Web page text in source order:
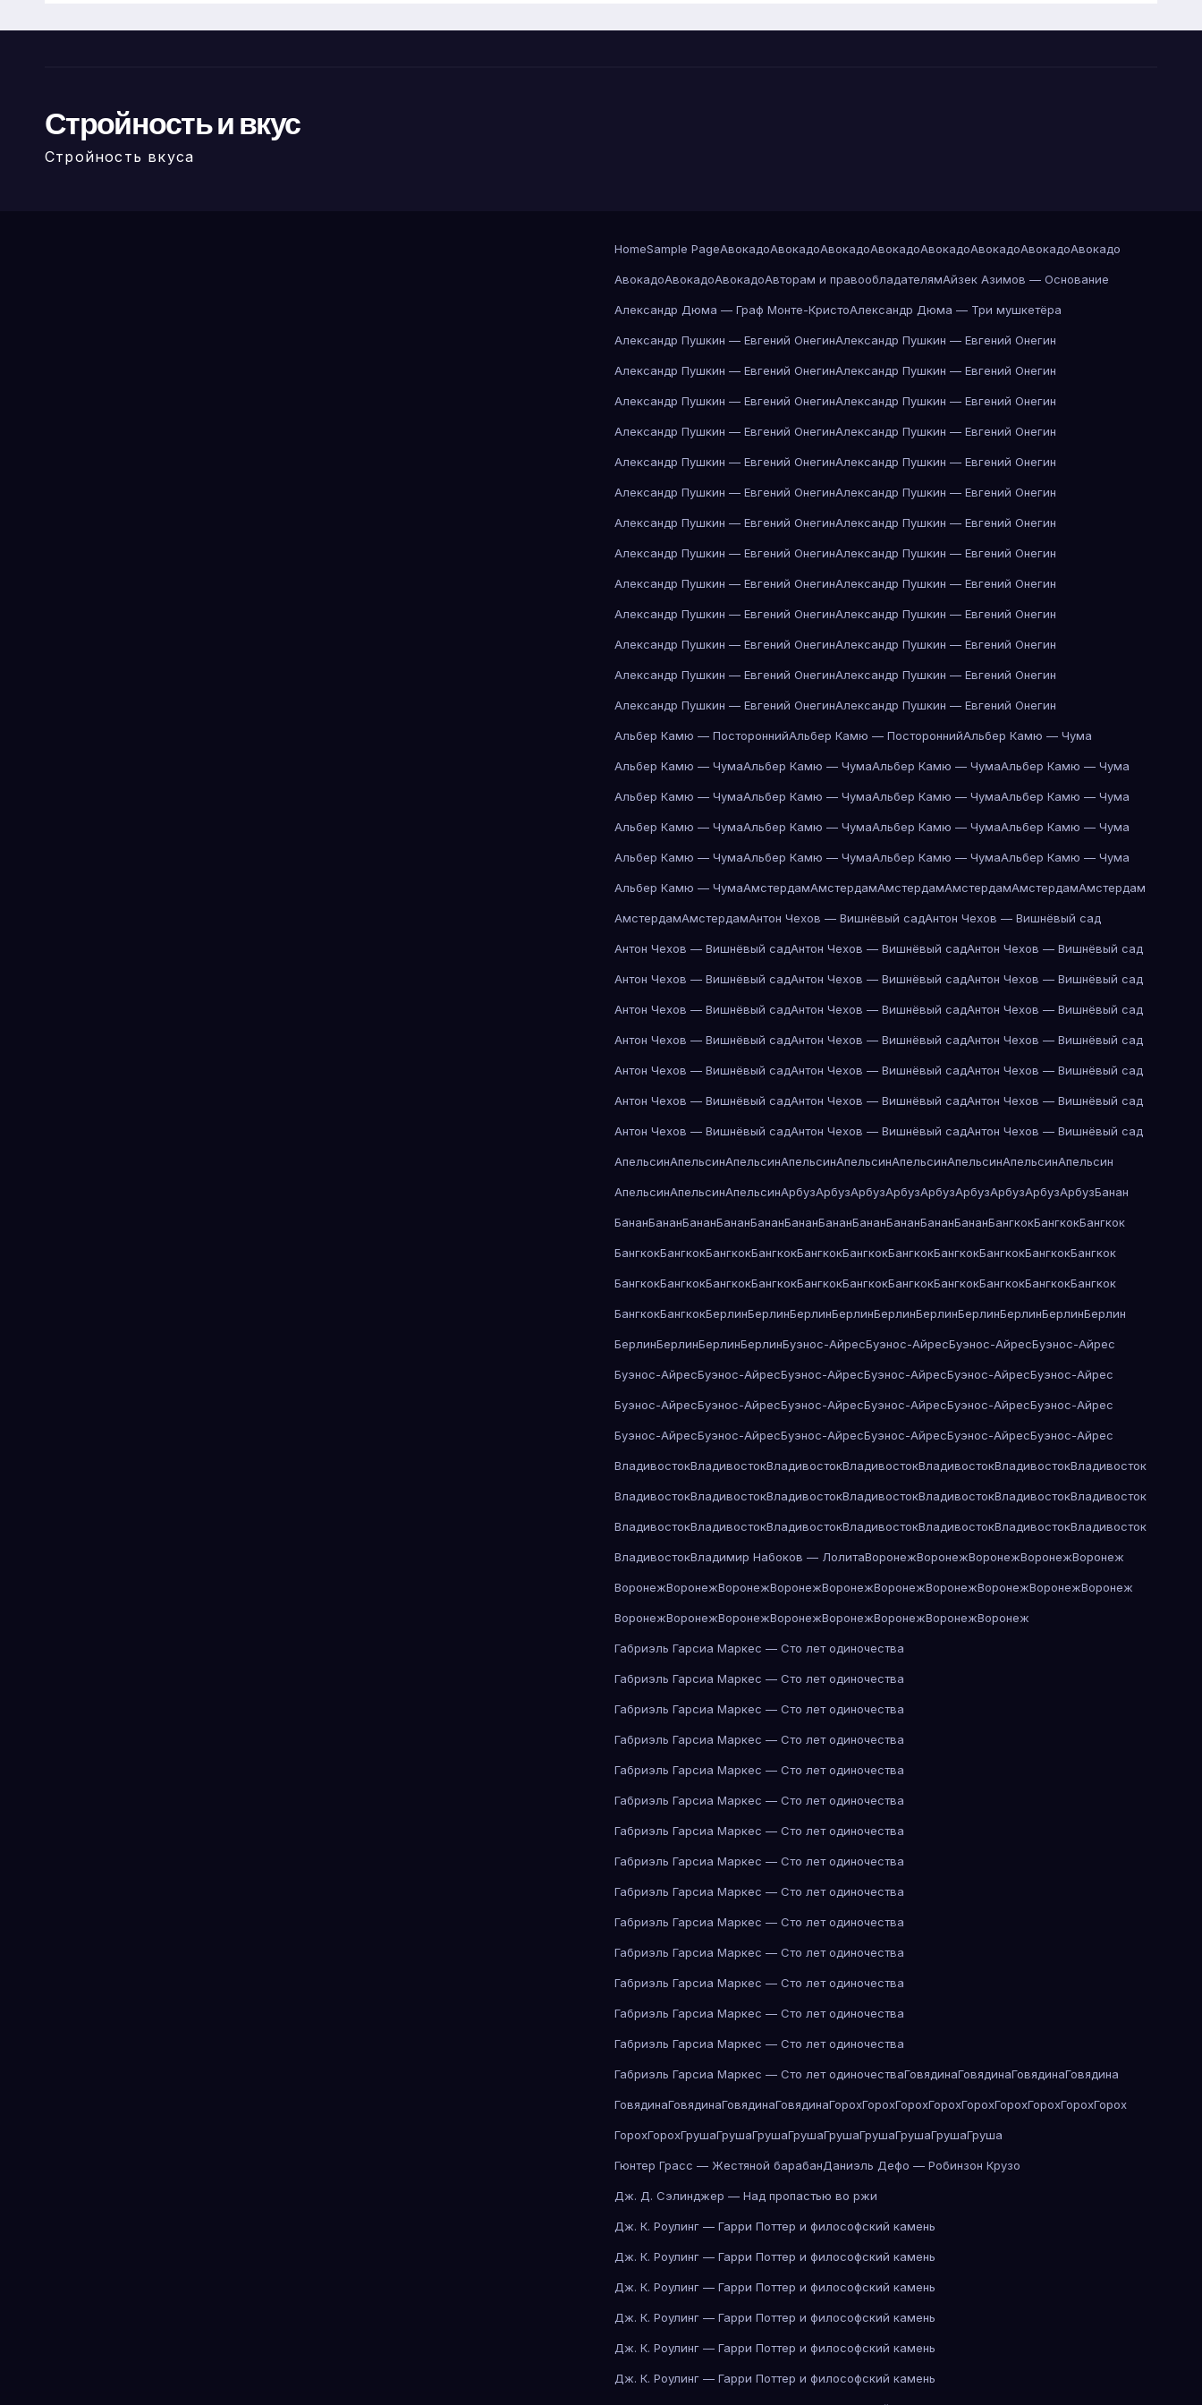
Стройность и вкус
Стройность вкуса
HomeSample PageАвокадоАвокадоАвокадоАвокадоАвокадоАвокадоАвокадоАвокадо
АвокадоАвокадоАвокадоАвторам и правообладателямАйзек Азимов — Основание
Александр Дюма — Граф Монте-КристоАлександр Дюма — Три мушкетёра
Александр Пушкин — Евгений ОнегинАлександр Пушкин — Евгений Онегин
Александр Пушкин — Евгений ОнегинАлександр Пушкин — Евгений Онегин
Александр Пушкин — Евгений ОнегинАлександр Пушкин — Евгений Онегин
Александр Пушкин — Евгений ОнегинАлександр Пушкин — Евгений Онегин
Александр Пушкин — Евгений ОнегинАлександр Пушкин — Евгений Онегин
Александр Пушкин — Евгений ОнегинАлександр Пушкин — Евгений Онегин
Александр Пушкин — Евгений ОнегинАлександр Пушкин — Евгений Онегин
Александр Пушкин — Евгений ОнегинАлександр Пушкин — Евгений Онегин
Александр Пушкин — Евгений ОнегинАлександр Пушкин — Евгений Онегин
Александр Пушкин — Евгений ОнегинАлександр Пушкин — Евгений Онегин
Александр Пушкин — Евгений ОнегинАлександр Пушкин — Евгений Онегин
Александр Пушкин — Евгений ОнегинАлександр Пушкин — Евгений Онегин
Александр Пушкин — Евгений ОнегинАлександр Пушкин — Евгений Онегин
Альбер Камю — ПостороннийАльбер Камю — ПостороннийАльбер Камю — Чума
Альбер Камю — ЧумаАльбер Камю — ЧумаАльбер Камю — ЧумаАльбер Камю — Чума
Альбер Камю — ЧумаАльбер Камю — ЧумаАльбер Камю — ЧумаАльбер Камю — Чума
Альбер Камю — ЧумаАльбер Камю — ЧумаАльбер Камю — ЧумаАльбер Камю — Чума
Альбер Камю — ЧумаАльбер Камю — ЧумаАльбер Камю — ЧумаАльбер Камю — Чума
Альбер Камю — ЧумаАмстердамАмстердамАмстердамАмстердамАмстердамАмстердам
АмстердамАмстердамАнтон Чехов — Вишнёвый садАнтон Чехов — Вишнёвый сад
Антон Чехов — Вишнёвый садАнтон Чехов — Вишнёвый садАнтон Чехов — Вишнёвый сад
Антон Чехов — Вишнёвый садАнтон Чехов — Вишнёвый садАнтон Чехов — Вишнёвый сад
Антон Чехов — Вишнёвый садАнтон Чехов — Вишнёвый садАнтон Чехов — Вишнёвый сад
Антон Чехов — Вишнёвый садАнтон Чехов — Вишнёвый садАнтон Чехов — Вишнёвый сад
Антон Чехов — Вишнёвый садАнтон Чехов — Вишнёвый садАнтон Чехов — Вишнёвый сад
Антон Чехов — Вишнёвый садАнтон Чехов — Вишнёвый садАнтон Чехов — Вишнёвый сад
Антон Чехов — Вишнёвый садАнтон Чехов — Вишнёвый садАнтон Чехов — Вишнёвый сад
АпельсинАпельсинАпельсинАпельсинАпельсинАпельсинАпельсинАпельсинАпельсин
АпельсинАпельсинАпельсинАрбузАрбузАрбузАрбузАрбузАрбузАрбузАрбузАрбузБанан
БананБананБананБананБананБананБананБананБананБананБананБангкокБангкокБангкок
БангкокБангкокБангкокБангкокБангкокБангкокБангкокБангкокБангкокБангкокБангкок
БангкокБангкокБангкокБангкокБангкокБангкокБангкокБангкокБангкокБангкокБангкок
БангкокБангкокБерлинБерлинБерлинБерлинБерлинБерлинБерлинБерлинБерлинБерлин
БерлинБерлинБерлинБерлинБуэнос-АйресБуэнос-АйресБуэнос-АйресБуэнос-Айрес
Буэнос-АйресБуэнос-АйресБуэнос-АйресБуэнос-АйресБуэнос-АйресБуэнос-Айрес
Буэнос-АйресБуэнос-АйресБуэнос-АйресБуэнос-АйресБуэнос-АйресБуэнос-Айрес
Буэнос-АйресБуэнос-АйресБуэнос-АйресБуэнос-АйресБуэнос-АйресБуэнос-Айрес
ВладивостокВладивостокВладивостокВладивостокВладивостокВладивостокВладивосток
ВладивостокВладивостокВладивостокВладивостокВладивостокВладивостокВладивосток
ВладивостокВладивостокВладивостокВладивостокВладивостокВладивостокВладивосток
ВладивостокВладимир Набоков — ЛолитаВоронежВоронежВоронежВоронежВоронеж
ВоронежВоронежВоронежВоронежВоронежВоронежВоронежВоронежВоронежВоронеж
ВоронежВоронежВоронежВоронежВоронежВоронежВоронежВоронеж
Габриэль Гарсиа Маркес — Сто лет одиночества
Габриэль Гарсиа Маркес — Сто лет одиночества
Габриэль Гарсиа Маркес — Сто лет одиночества
Габриэль Гарсиа Маркес — Сто лет одиночества
Габриэль Гарсиа Маркес — Сто лет одиночества
Габриэль Гарсиа Маркес — Сто лет одиночества
Габриэль Гарсиа Маркес — Сто лет одиночества
Габриэль Гарсиа Маркес — Сто лет одиночества
Габриэль Гарсиа Маркес — Сто лет одиночества
Габриэль Гарсиа Маркес — Сто лет одиночества
Габриэль Гарсиа Маркес — Сто лет одиночества
Габриэль Гарсиа Маркес — Сто лет одиночества
Габриэль Гарсиа Маркес — Сто лет одиночества
Габриэль Гарсиа Маркес — Сто лет одиночества
Габриэль Гарсиа Маркес — Сто лет одиночестваГовядинаГовядинаГовядинаГовядина
ГовядинаГовядинаГовядинаГовядинаГорохГорохГорохГорохГорохГорохГорохГорохГорох
ГорохГорохГрушаГрушаГрушаГрушаГрушаГрушаГрушаГрушаГруша
Гюнтер Грасс — Жестяной барабанДаниэль Дефо — Робинзон Крузо
Дж. Д. Сэлинджер — Над пропастью во ржи
Дж. К. Роулинг — Гарри Поттер и философский камень
Дж. К. Роулинг — Гарри Поттер и философский камень
Дж. К. Роулинг — Гарри Поттер и философский камень
Дж. К. Роулинг — Гарри Поттер и философский камень
Дж. К. Роулинг — Гарри Поттер и философский камень
Дж. К. Роулинг — Гарри Поттер и философский камень